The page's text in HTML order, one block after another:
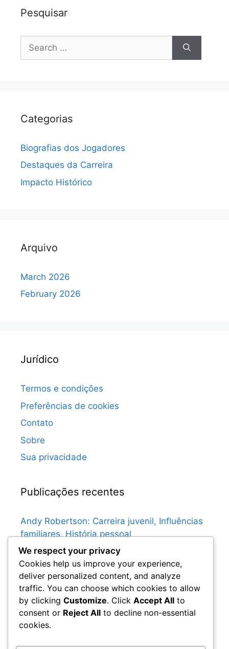
Pesquisar
for:
Categorias
Biografias dos Jogadores
Destaques da Carreira
Impacto Histórico
Arquivo
March 2026
February 2026
Jurídico
Termos e condições
Preferências de cookies
Contato
Sobre
Sua privacidade
Publicações recentes
Andy Robertson: Carreira juvenil, Influências
familiares, História pessoal
Graeme Souness: Primeira vida, Clubes de
juventude, Influências familiares
Gary McAllister: Momentos-chave no futebol
escocês, Conquistas do clube, Destaques
internacionais
Gordon Strachan: Contribuições para a
We respect your privacy
Cookies help us improve your experience,
deliver personalized content, and analyze
traffic. You can choose which cookies to allow
by clicking Customize. Click Accept All to
consent or Reject All to decline non-essential
cookies.